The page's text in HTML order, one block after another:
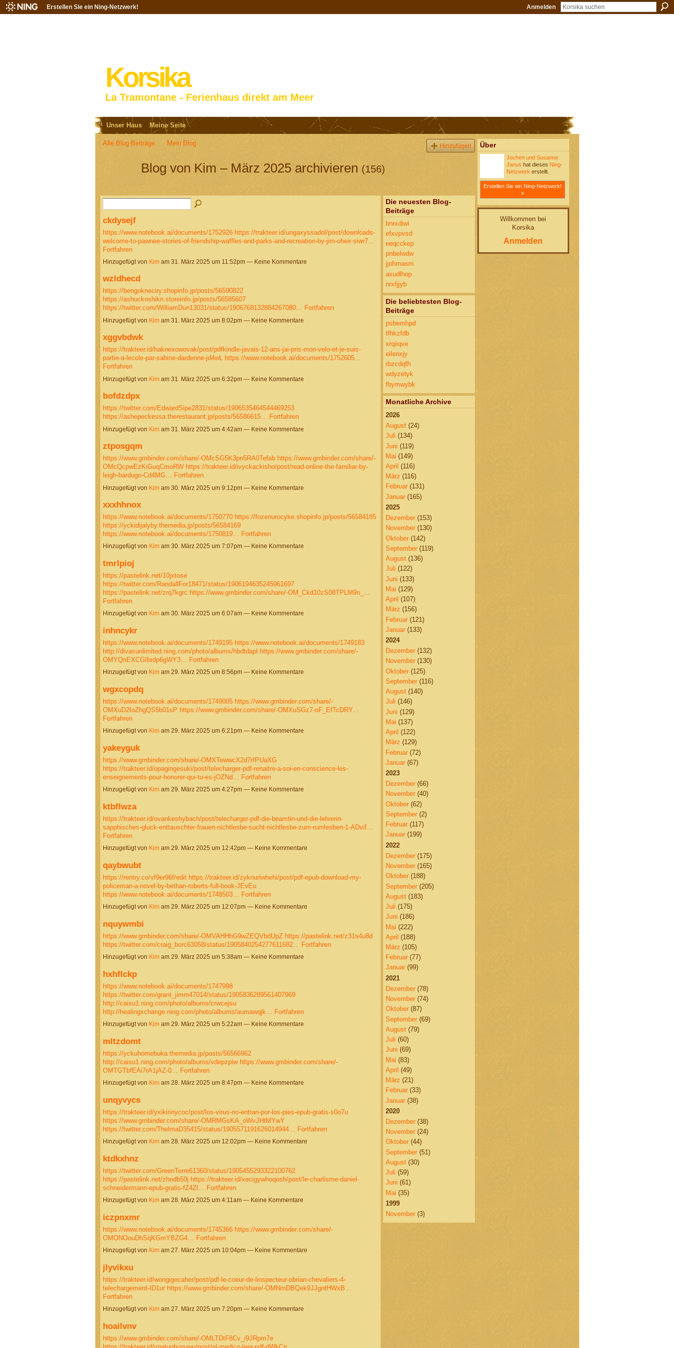
Erstellen Sie ein Ning-Netzwerk! Anmelden
Korsika
La Tramontane - Ferienhaus direkt am Meer
Unser Haus Meine Seite
Alle Blog-Beiträge Mein Blog Hinzufügen
Blog von Kim – März 2025 archivieren (156)
ckdysejf
https://www.notebook.ai/documents/1752926 https://trakteer.id/ungaxyssadol/post/downloads-
welcome-to-pawnee-stories-of-friendship-waffles-and-parks-and-recreation-by-jim-oheir-siwr7…
Fortfahren
Hinzugefügt von Kimam 31. März 2025 um 11:52pm — Keine Kommentare
wzldhecd
https://bengokneciry.shopinfo.jp/posts/56590822
https://ashuckoshikn.storeinfo.jp/posts/56585607
https://twitter.com/WilliamDun13031/status/1906768132884267080… Fortfahren
Hinzugefügt von Kimam 31. März 2025 um 8:02pm — Keine Kommentare
xggvbdwk
https://trakteer.id/haknexowovak/post/pdfkindle-javais-12-ans-jai-pris-mon-velo-et-je-suis-
partie-a-lecole-par-sabine-dardenne-jd4wL https://www.notebook.ai/documents/1752605…
Fortfahren
Hinzugefügt von Kimam 31. März 2025 um 6:32pm — Keine Kommentare
bofdzdpx
https://twitter.com/EdwardSipe2831/status/1906535464544469253
https://ashepeckessa.therestaurant.jp/posts/56586615… Fortfahren
Hinzugefügt von Kimam 31. März 2025 um 4:42am — Keine Kommentare
ztposgqm
https://www.gmbinder.com/share/-OMcSG5K3pn5RA0Tefab https://www.gmbinder.com/share/-
OMcQcpwEzKiGuqCmoRW https://trakteer.id/ivyckackisho/post/read-online-the-familiar-by-
leigh-bardugo-Cd4MG… Fortfahren
Hinzugefügt von Kimam 30. März 2025 um 9:12pm — Keine Kommentare
xxxhhnox
https://www.notebook.ai/documents/1750770 https://fozenurocyke.shopinfo.jp/posts/56584185
https://yckidijalyby.themedia.jp/posts/56584169
https://www.notebook.ai/documents/1750819… Fortfahren
Hinzugefügt von Kimam 30. März 2025 um 7:07pm — Keine Kommentare
tmrlpioj
https://pastelink.net/10jxtose
https://twitter.com/RandallFor18471/status/1906194635245961697
https://pastelink.net/zrq7kgrc https://www.gmbinder.com/share/-OM_Ckd10zS08TPLM9n_…
Fortfahren
Hinzugefügt von Kimam 30. März 2025 um 6:07am — Keine Kommentare
inhncykr
https://www.notebook.ai/documents/1749195 https://www.notebook.ai/documents/1749183
http://divasunlimited.ning.com/photo/albums/hbdtdapl https://www.gmbinder.com/share/-
OMYQnEXCGIbrdp6gWY3… Fortfahren
Hinzugefügt von Kimam 29. März 2025 um 8:56pm — Keine Kommentare
wgxcopdq
https://www.notebook.ai/documents/1749005 https://www.gmbinder.com/share/-
OMXuD2IoZhgQS5b01sP https://www.gmbinder.com/share/-OMXuSGz7-oF_EfTcDRY…
Fortfahren
Hinzugefügt von Kimam 29. März 2025 um 6:21pm — Keine Kommentare
yakeyguk
https://www.gmbinder.com/share/-OMXTewwcX2d7rIPUaXG
https://trakteer.id/opagingesuki/post/telecharger-pdf-renaitre-a-soi-en-conscience-les-
enseignements-pour-honorer-qui-tu-es-jOZNd… Fortfahren
Hinzugefügt von Kimam 29. März 2025 um 4:27pm — Keine Kommentare
ktbflwza
https://trakteer.id/ovankeshybach/post/telecharger-pdf-die-beamtin-und-die-lehrerin-
sapphisches-gluck-enttauschter-frauen-nichtlesbe-sucht-nichtlesbe-zum-rumlesben-1-ADvif…
Fortfahren
Hinzugefügt von Kimam 29. März 2025 um 12:42pm — Keine Kommentare
qaybwubt
https://rentry.co/vf9er96f/edit https://trakteer.id/zyknuriwhehi/post/pdf-epub-download-my-
policeman-a-novel-by-bethan-roberts-full-book-JEvEu
https://www.notebook.ai/documents/1748503… Fortfahren
Hinzugefügt von Kimam 29. März 2025 um 12:07pm — Keine Kommentare
nquywmbi
https://www.gmbinder.com/share/-OMVAHHhG9wZEQVbdUpZ https://pastelink.net/z31s4u8d
https://twitter.com/craig_borc63058/status/1905840254277611682…
Fortfahren
Hinzugefügt von Kimam 29. März 2025 um 5:38am — Keine Kommentare
hxhflckp
https://www.notebook.ai/documents/1747998
https://twitter.com/grant_jimm47014/status/1905836289561407969
http://caisu1.ning.com/photo/albums/crwcejsu
http://healingxchange.ning.com/photo/albums/aumawqjk…
Fortfahren
Hinzugefügt von Kimam 29. März 2025 um 5:22am — Keine Kommentare
mltzdomt
https://yckuhomebuka.themedia.jp/posts/56566962
http://caisu1.ning.com/photo/albums/vdepzpiw https://www.gmbinder.com/share/-
OMTGTbfEAi7rA1jAZ-0…
Fortfahren
Hinzugefügt von Kimam 28. März 2025 um 8:47pm — Keine Kommentare
unqyvycs
https://trakteer.id/yxikirinycoc/post/los-virus-no-entran-por-los-pies-epub-gratis-s0o7u
https://www.gmbinder.com/share/-OMRMGsKA_oWvJHtMYwY
https://twitter.com/ThelmaD35415/status/1905571191626014944…
Fortfahren
Hinzugefügt von Kimam 28. März 2025 um 12:02pm — Keine Kommentare
ktdkxhnz
https://twitter.com/GreenTerre61360/status/1905455293322100762
https://pastelink.net/zhndb50j https://trakteer.id/xecigywhoqosh/post/le-charlisme-daniel-
schneidermann-epub-gratis-fZ4Zl…
Fortfahren
Hinzugefügt von Kimam 28. März 2025 um 4:11am — Keine Kommentare
iczpnxmr
https://www.notebook.ai/documents/1745366 https://www.gmbinder.com/share/-
OMONOouDhSqKGmYBZG4…
Fortfahren
Hinzugefügt von Kimam 27. März 2025 um 10:04pm — Keine Kommentare
jlyvikxu
https://trakteer.id/wongigecaher/post/pdf-le-coeur-de-linspecteur-obrian-chevaliers-4-
telechargement-ID1ur https://www.gmbinder.com/share/-OMNmDBQek9JJgntHWxB…
Fortfahren
Hinzugefügt von Kimam 27. März 2025 um 7:20pm — Keine Kommentare
hoailvnv
https://www.gmbinder.com/share/-OMLTDtF8Cv_i9JRpm7e
Die neuesten Blog-
Beiträge
bnrxdiwi
efxvpvsd
eeqcckep
pnbelwdw
jjohmasm
axudlhop
nrxfjjyb
Die beliebtesten Blog-
Beiträge
psbemhpd
tfhkzfdb
xrqiiqve
eilenxjy
rbzcdqfh
wdyzetyk
fbymwybk
Monatliche Archive
2026
August(24)
Juli (134)
Juni (119)
Mai (149)
April (116)
März (116)
Februar(131)
Januar(165)
2025
Dezember(153)
November(130)
Oktober(142)
September(119)
August(136)
Juli (122)
Juni (133)
Mai (129)
April (107)
März (156)
Februar(121)
Januar(133)
2024
Dezember(132)
November(130)
Oktober(125)
September(116)
August(140)
Juli (146)
Juni (129)
Mai (137)
April (122)
März (129)
Februar(72)
Januar(67)
2023
Dezember(66)
November(40)
Oktober(62)
September(2)
Februar(117)
Januar(199)
2022
Dezember(175)
November(165)
Oktober(188)
September(205)
August(183)
Juli (175)
Juni (186)
Mai (222)
April (188)
März (105)
Februar(77)
Januar(99)
2021
Dezember(78)
November(74)
Oktober(87)
September(69)
August(79)
Juli (60)
Juni (69)
Mai (83)
April (49)
März (21)
Februar(33)
Januar(38)
2020
Dezember(38)
November(24)
Oktober(44)
September(51)
August(30)
Juli (59)
Juni (61)
Mai (35)
1999
November(3)
Über
Jochen und Susanne
Janus hat dieses Ning-
Netzwerk erstellt.
Erstellen Sie ein Ning-Netzwerk!
»
Willkommen bei
Korsika
Anmelden